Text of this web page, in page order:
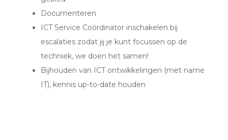
Documenteren
ICT Service Coördinator inschakelen bij
escalaties zodat jij je kunt focussen op de
techniek, we doen het samen!
Bijhouden van ICT ontwikkelingen (met name
IT), kennis up-to-date houden